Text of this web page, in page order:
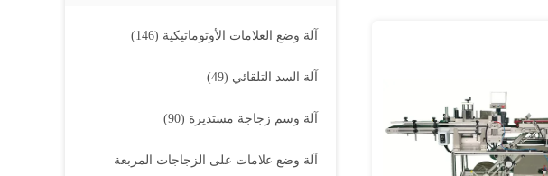
آلة وضع العلامات الأوتوماتيكية (146)
آلة السد التلقائي (49)
آلة وسم زجاجة مستديرة (90)
آلة وضع علامات على الزجاجات المربعة